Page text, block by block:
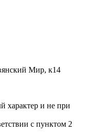
Мир, к14
характер и не при
с пунктом 2